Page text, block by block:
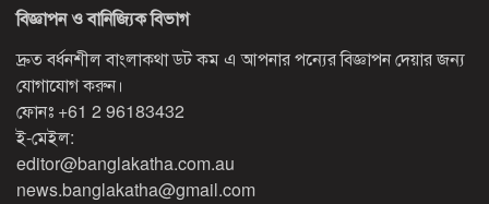
বিজ্ঞাপন ও বানিজ্যিক বিভাগ
দ্রুত বর্ধনশীল বাংলাকথা ডট কম এ আপনার পন্যের বিজ্ঞাপন দেয়ার জন্য
যোগাযোগ করুন।
ফোনঃ +61 2 96183432
ই-মেইল:
editor@banglakatha.com.au
news.banglakatha@gmail.com